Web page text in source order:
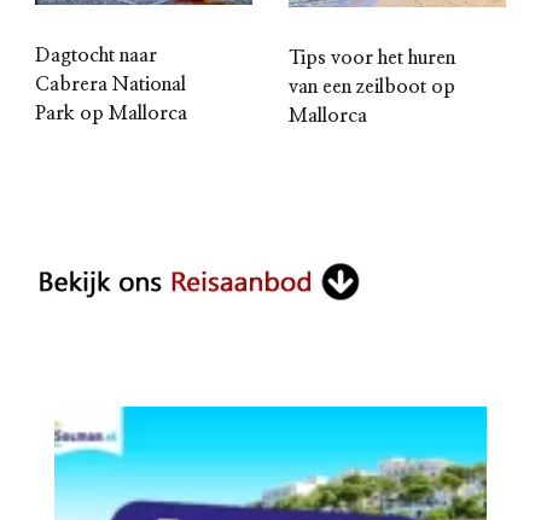
Dagtocht naar
Cabrera National
Park op Mallorca
Tips voor het huren
van een zeilboot op
Mallorca